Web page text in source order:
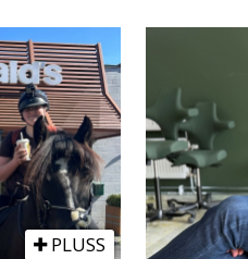
PLUSS